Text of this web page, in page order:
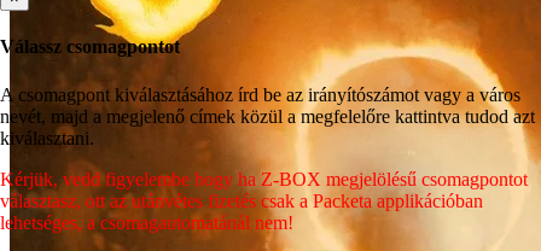
Válassz csomagpontot
A csomagpont kiválasztásához írd be az irányítószámot vagy a város
nevét, majd a megjelenő címek közül a megfelelőre kattintva tudod azt
kiválasztani.
Kérjük, vedd figyelembe hogy ha Z-BOX megjelölésű csomagpontot
választasz, ott az utánvétes fizetés csak a Packeta applikációban
lehetséges, a csomagautomatánál nem!